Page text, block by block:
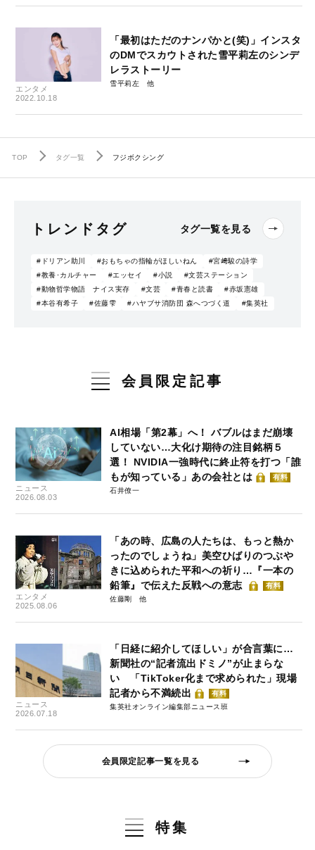
エンタメ
2022.10.18
「最初はただのナンパかと(笑)」インスタ
のDMでスカウトされた雪平莉左のシンデ
レラストーリー
雪平莉左
TOP タグ一覧 フジボクシング
トレンドタグ タグ一覧を見る
#ドリアン助川 #おもちゃの指輪がほしいねん
#宮﨑駿の詩学
#教養･カルチャー
#エッセイ #小説
#文芸ステーション
#動物哲学物語 ナイス実存
#文芸 #青春と読書
#赤坂憲雄
#本谷有希子
#佐藤雫 #ハヤブサ消防団 森へつづく道 #集英社
会員限定記事
ニュース
2026.08.03
AI相場「第2幕」へ！ バブルはまだ崩壊
していない…大化け期待の注目銘柄５
選！ NVIDIA一強時代に終止符を打つ「誰
もが知っている」あの会社とは
有料
石井僚一
エンタメ
2025.08.06
「あの時、広島の人たちは、もっと熱か
ったのでしょうね」美空ひばりのつぶや
きに込められた平和への祈り…『一本の
鉛筆』で伝えた反戦への意志
有料
佐藤剛
ニュース
2026.07.18
「日経に紹介してほしい」が合言葉に…
新聞社の“記者流出ドミノ”が止まらな
い 「TikToker化まで求められた」現場
記者から不満続出
有料
集英社オンライン編集部ニュース班
会員限定記事一覧を見る
特集